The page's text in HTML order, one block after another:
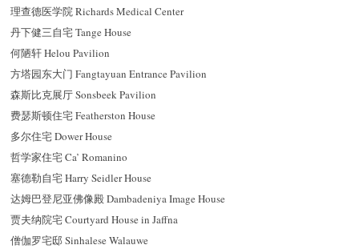
理查德医学院 Richards Medical Center
丹下健三自宅 Tange House
何陋轩 Helou Pavilion
方塔园东大门 Fangtayuan Entrance Pavilion
森斯比克展厅 Sonsbeek Pavilion
费瑟斯顿住宅 Featherston House
多尔住宅 Dower House
哲学家住宅 Ca’ Romanino
塞德勒自宅 Harry Seidler House
达姆巴登尼亚佛像殿 Dambadeniya Image House
贾夫纳院宅 Courtyard House in Jaffna
僧伽罗宅邸 Sinhalese Walauwe